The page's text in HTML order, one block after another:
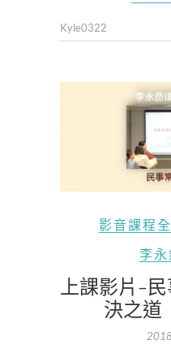
Kyle0322
影音課程
李永
上課影片-
決之道